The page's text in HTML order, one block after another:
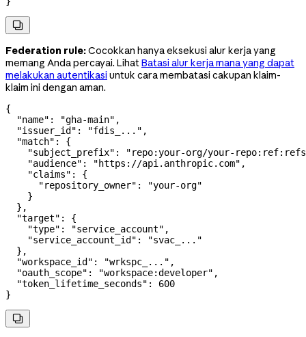

Federation rule:Cocokkan hanya eksekusi alur kerja yang
memang Anda percayai. LihatBatasi alur kerja mana yang dapat
melakukan autentikasi untuk cara membatasi cakupan klaim-
klaim ini dengan aman.
{
  "name"
: "gha-main" ,
  "issuer_id"
: "fdis_..." ,
  "match"
: {
    "subject_prefix"
:
"repo:your-org/your-
    "audience"
: "https://api.anthropic.com" ,
    "claims"
: {
      "repository_owner"
:
"your-org"
    }
  },
  "target"
: {
    "type"
: "service_account" ,
    "service_account_id"
:
"svac_..."
  },
  "workspace_id"
: "wrkspc_..." ,
  "oauth_scope"
: "workspace:developer" ,
  "token_lifetime_seconds"
: 600
}
